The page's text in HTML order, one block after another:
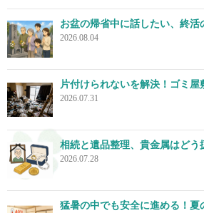
お盆の帰省中に話したい、終活
2026.08.04
片付けられないを解決！ゴミ屋
2026.07.31
相続と遺品整理、貴金属はどう
2026.07.28
猛暑の中でも安全に進める！夏